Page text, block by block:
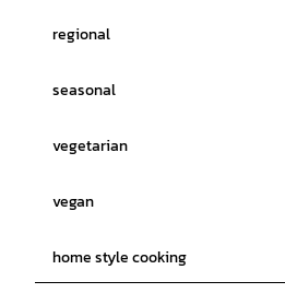
regional
seasonal
vegetarian
vegan
home style cooking